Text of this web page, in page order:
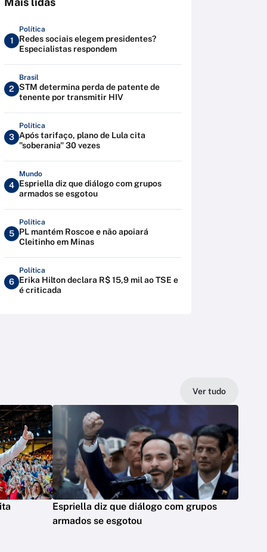
1
Política
Redes sociais elegem presidentes?
Especialistas respondem
2
Brasil
STM determina perda de patente de
tenente por transmitir HIV
3
Política
Após tarifaço, plano de Lula cita
"soberania" 30 vezes
4
Mundo
Espriella diz que diálogo com grupos
armados se esgotou
5
Política
PL mantém Roscoe e não apoiará
Cleitinho em Minas
6
Política
Erika Hilton declara R$ 15,9 mil ao TSE e
é criticada
Ver tudo
Espriella diz que diálogo com grupos
armados se esgotou